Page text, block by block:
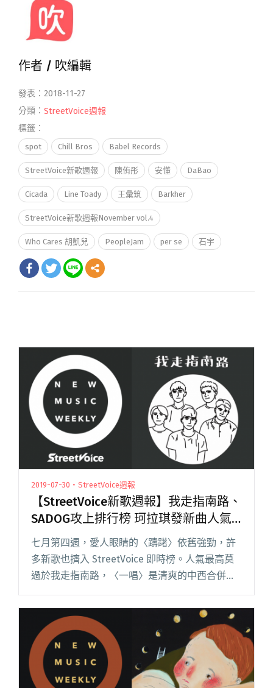
作者 / 吹編輯
發表：2018-11-27
分類： StreetVoice週報
標籤：
spot Chill Bros Babel Records
StreetVoice新歌週報 陳侑彤 安懂 DaBao
Cicada Line Toady 王彙筑 Barkher
StreetVoice新歌週報November vol.4
Who Cares 胡凱兒 PeopleJam per se 石宇
2019-07-30・StreetVoice週報
【StreetVoice新歌週報】我走指南路、
SADOG攻上排行榜 珂拉琪發新曲人氣
上漲
七月第四週，愛人眼睛的〈躊躇〉依舊強勁，許
多新歌也擠入 StreetVoice 即時榜。人氣最高莫
過於我走指南路，〈一唱〉是清爽的中西合併，
詩意的詞背負悲情的重，節奏卻讓歌曲化得輕
盈。溫柔版 SADOG 同樣受好評，這次收起熱血方
剛，讓音樂閱讀全文 "【StreetVoice新歌週報】
我走指南路、SADOG攻上排行榜 珂拉琪發新曲人
氣上漲"